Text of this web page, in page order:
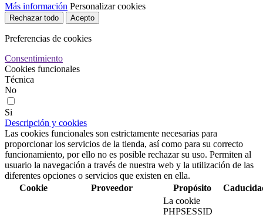
Más información Personalizar cookies
Rechazar todo Acepto
Preferencias de cookies
Consentimiento
Cookies funcionales
Técnica
No
Si
Descripción y cookies
Las cookies funcionales son estrictamente necesarias para
proporcionar los servicios de la tienda, así como para su correcto
funcionamiento, por ello no es posible rechazar su uso. Permiten al
usuario la navegación a través de nuestra web y la utilización de las
diferentes opciones o servicios que existen en ella.
Cookie
Proveedor Propósito
La cookie
PHPSESSID